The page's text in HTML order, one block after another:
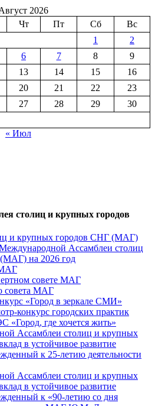
2026
Чт Пт Сб
Вс
1
2
6 7 8
9
13 14 15
16
20 21 22
23
27 28 29
30
« Июл
столиц и крупных городов
и крупных городов СНГ (МАГ)
Ассамблеи столиц
на 2026 год
совете МАГ
совета МАГ
«Город в зеркале СМИ»
конкурс городских практик
где хочется жить»
Ассамблеи столиц и крупных
в устойчивое развитие
к 25-летию деятельности
Ассамблеи столиц и крупных
в устойчивое развитие
к «90-летию со дня